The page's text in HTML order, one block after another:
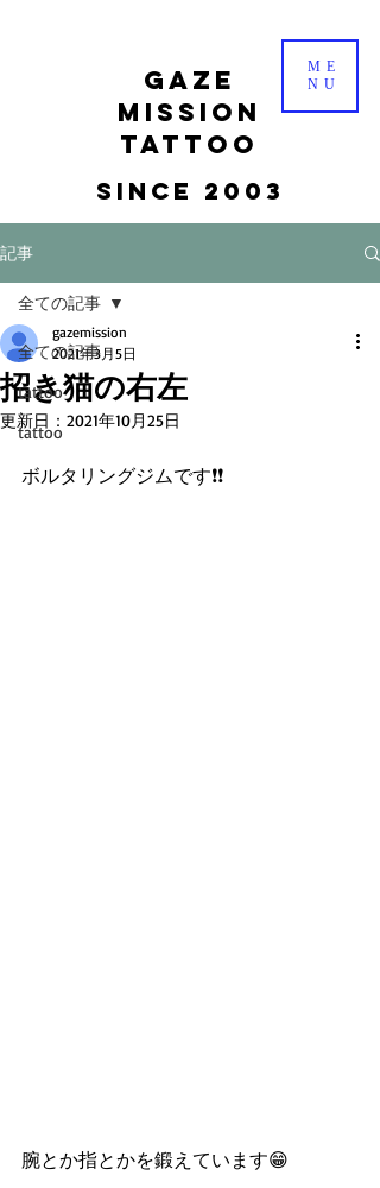
gaze
mission
tattoo
Since 2003
ME
NU
記事
全ての記事
tattoo
tattoo
全ての記事
招き猫の右左
gazemission
2021年3月5日
更新日： 2021年10月25日
ボルタリングジムです❗️❗️
腕とか指とかを鍛えています😁